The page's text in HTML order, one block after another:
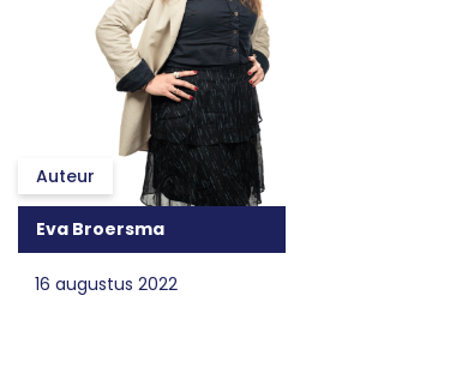
Auteur
Eva Broersma
16 augustus 2022